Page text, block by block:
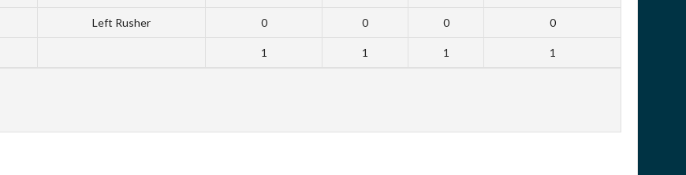
Left Rusher 0 0 0 0
1 1 1 1